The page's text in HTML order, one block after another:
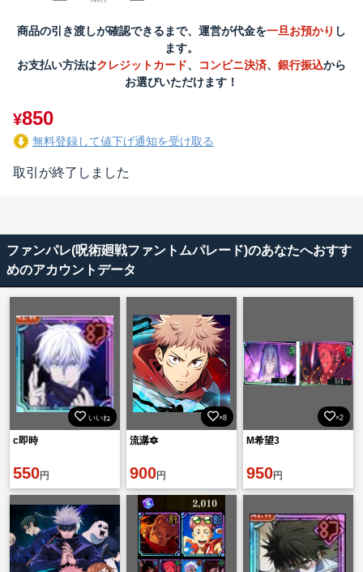
商品の引き渡しが確認できるまで、運営が代金を一旦お預かり し
ます。
お支払い方法はクレジットカード、 コンビニ決済、 銀行振込から
お選びいただけます！
¥850
無料登録して値下げ通知を受け取る
取引が終了しました
ファンパレ(呪術廻戦ファントムパレード)のあなたへおすす
めのアカウントデータ
いいね
c即時
550円
×8
流潺🔯
900円
×2
M希望3
950円